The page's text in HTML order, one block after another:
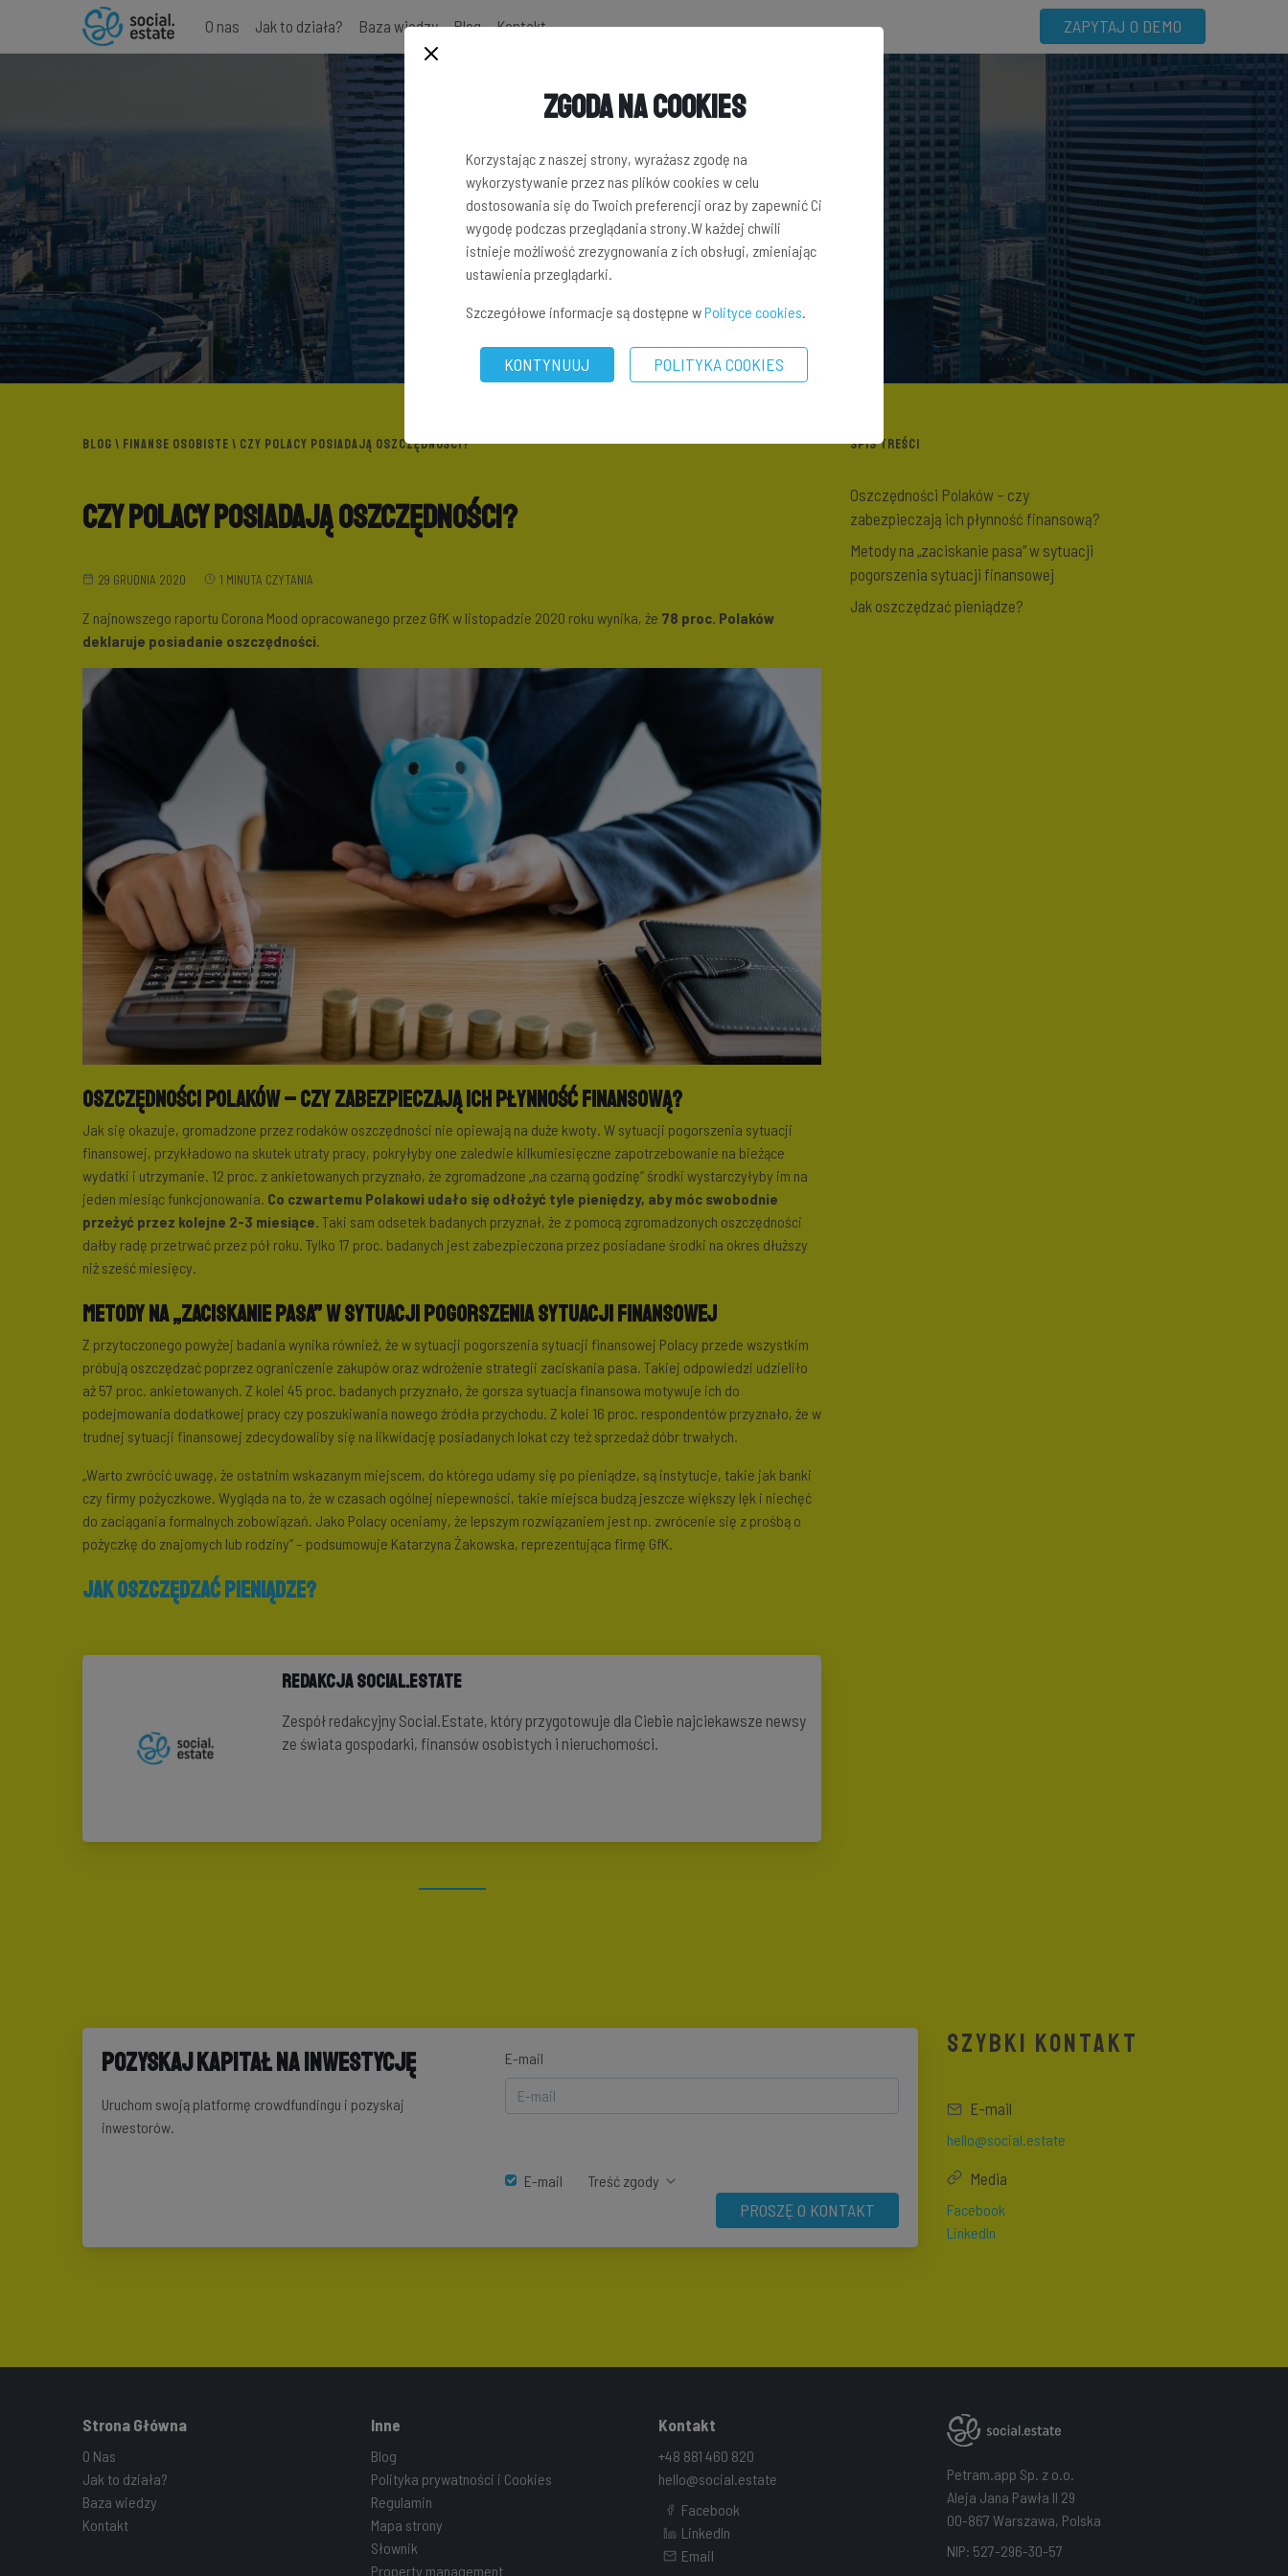
ZAPYTAJ O DEMO
O nas Jak to działa? Baza wiedzy Blog Kontakt
BLOG \ FINANSE OSOBISTE \ CZY POLACY POSIADAJĄ OSZCZĘDNOŚCI?
Czy Polacy posiadają oszczędności?
29 GRUDNIA 2020 1 MINUTA CZYTANIA
Z najnowszego raportu Corona Mood opracowanego przez GfK w listopadzie 2020 roku wynika, że 78 proc. Polaków
deklaruje posiadanie oszczędności.
Oszczędności Polaków – czy zabezpieczają ich płynność finansową?
Jak się okazuje, gromadzone przez rodaków oszczędności nie opiewają na duże kwoty. W sytuacji pogorszenia sytuacji
finansowej, przykładowo na skutek utraty pracy, pokryłyby one zaledwie kilkumiesięczne zapotrzebowanie na bieżące
wydatki i utrzymanie. 12 proc. z ankietowanych przyznało, że zgromadzone „na czarną godzinę” środki wystarczyłyby im na
jeden miesiąc funkcjonowania. Co czwartemu Polakowi udało się odłożyć tyle pieniędzy, aby móc swobodnie
przeżyć przez kolejne 2-3 miesiące. Taki sam odsetek badanych przyznał, że z pomocą zgromadzonych oszczędności
dałby radę przetrwać przez pół roku. Tylko 17 proc. badanych jest zabezpieczona przez posiadane środki na okres dłuższy
niż sześć miesięcy.
Metody na „zaciskanie pasa” w sytuacji pogorszenia sytuacji finansowej
Z przytoczonego powyżej badania wynika również, że w sytuacji pogorszenia sytuacji finansowej Polacy przede wszystkim
próbują oszczędzać poprzez ograniczenie zakupów oraz wdrożenie strategii zaciskania pasa. Takiej odpowiedzi udzieliło
aż 57 proc. ankietowanych. Z kolei 45 proc. badanych przyznało, że gorsza sytuacja finansowa motywuje ich do
podejmowania dodatkowej pracy czy poszukiwania nowego źródła przychodu. Z kolei 16 proc. respondentów przyznało, że w
trudnej sytuacji finansowej zdecydowaliby się na likwidację posiadanych lokat czy też sprzedaż dóbr trwałych.
„Warto zwrócić uwagę, że ostatnim wskazanym miejscem, do którego udamy się po pieniądze, są instytucje, takie jak banki
czy firmy pożyczkowe. Wygląda na to, że w czasach ogólnej niepewności, takie miejsca budzą jeszcze większy lęk i niechęć
do zaciągania formalnych zobowiązań. Jako Polacy oceniamy, że lepszym rozwiązaniem jest np. zwrócenie się z prośbą o
pożyczkę do znajomych lub rodziny” – podsumowuje Katarzyna Żakowska, reprezentująca firmę GfK.
Jak oszczędzać pieniądze?
Redakcja Social.Estate
Zespół redakcyjny Social.Estate, który przygotowuje dla Ciebie najciekawsze newsy
ze świata gospodarki, finansów osobistych i nieruchomości.
SPIS TREŚCI
Oszczędności Polaków – czy
zabezpieczają ich płynność finansową?
Metody na „zaciskanie pasa” w sytuacji
pogorszenia sytuacji finansowej
Jak oszczędzać pieniądze?
Pozyskaj kapitał na inwestycję
Uruchom swoją platformę crowdfundingu i pozyskaj
inwestorów.
E-mail
E-mail Treść zgody
PROSZĘ O KONTAKT
SZYBKI KONTAKT
E-mail
hello@social.estate
Media
Facebook
LinkedIn
Strona Główna
O Nas
Jak to działa?
Baza wiedzy
Kontakt
Inne
Blog
Polityka prywatności i Cookies
Regulamin
Mapa strony
Słownik
Property management
Kontakt
+48 881 460 820
hello@social.estate
Facebook
LinkedIn
Email
Petram.app Sp. z o.o.
Aleja Jana Pawła II 29
00-867 Warszawa, Polska
NIP: 527-296-30-57
Zgoda na Cookies
Korzystając z naszej strony, wyrażasz zgodę na
wykorzystywanie przez nas plików cookies w celu
dostosowania się do Twoich preferencji oraz by zapewnić Ci
wygodę podczas przeglądania strony.W każdej chwili
istnieje możliwość zrezygnowania z ich obsługi, zmieniając
ustawienia przeglądarki.
Szczegółowe informacje są dostępne wPolityce cookies.
KONTYNUUJ POLITYKA COOKIES